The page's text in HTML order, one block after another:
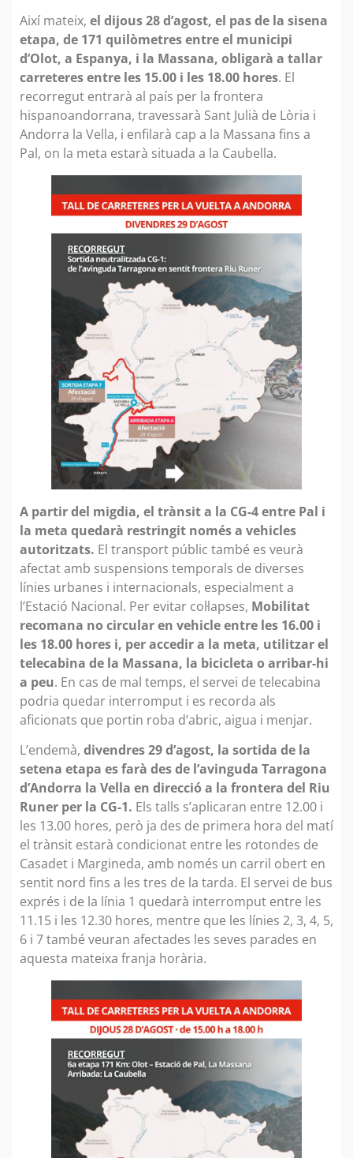
Així mateix, el dijous 28 d’agost, el pas de la sisena
etapa, de 171 quilòmetres entre el municipi
d’Olot, a Espanya, i la Massana, obligarà a tallar
carreteres entre les 15.00 i les 18.00 hores. El
recorregut entrarà al país per la frontera
hispanoandorrana, travessarà Sant Julià de Lòria i
Andorra la Vella, i enfilarà cap a la Massana fins a
Pal, on la meta estarà situada a la Caubella.
A partir del migdia, el trànsit a la CG-4 entre Pal i
la meta quedarà restringit només a vehicles
autoritzats. El transport públic també es veurà
afectat amb suspensions temporals de diverses
línies urbanes i internacionals, especialment a
l’Estació Nacional. Per evitar col·lapses, Mobilitat
recomana no circular en vehicle entre les 16.00 i
les 18.00 hores i, per accedir a la meta, utilitzar el
telecabina de la Massana, la bicicleta o arribar-hi
a peu. En cas de mal temps, el servei de telecabina
podria quedar interromput i es recorda als
aficionats que portin roba d’abric, aigua i menjar.
L’endemà, divendres 29 d’agost, la sortida de la
setena etapa es farà des de l’avinguda Tarragona
d’Andorra la Vella en direcció a la frontera del Riu
Runer per la CG-1. Els talls s’aplicaran entre 12.00 i
les 13.00 hores, però ja des de primera hora del matí
el trànsit estarà condicionat entre les rotondes de
Casadet i Margineda, amb només un carril obert en
sentit nord fins a les tres de la tarda. El servei de bus
exprés i de la línia 1 quedarà interromput entre les
11.15 i les 12.30 hores, mentre que les línies 2, 3, 4, 5,
6 i 7 també veuran afectades les seves parades en
aquesta mateixa franja horària.